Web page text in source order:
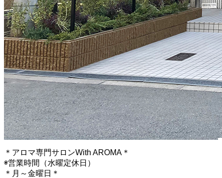
＊アロマ専門サロンWith AROMA＊
◉営業時間（水曜定休日）
＊月～金曜日＊